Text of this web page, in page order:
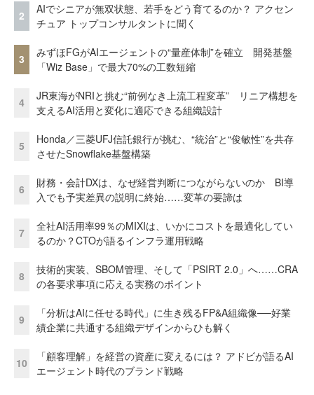
2
AIでシニアが無双状態、若手をどう育てるのか？ アクセン
チュア トップコンサルタントに聞く
3
みずほFGがAIエージェントの“量産体制”を確立 開発基盤
「Wiz Base」で最大70%の工数短縮
4
JR東海がNRIと挑む“前例なき上流工程変革” リニア構想を
支えるAI活用と変化に適応できる組織設計
5
Honda／三菱UFJ信託銀行が挑む、“統治”と“俊敏性”を共存
させたSnowflake基盤構築
6
財務・会計DXは、なぜ経営判断につながらないのか BI導
入でも予実差異の説明に終始……変革の要諦は
7
全社AI活用率99％のMIXIは、いかにコストを最適化してい
るのか？CTOが語るインフラ運用戦略
8
技術的実装、SBOM管理、そして「PSIRT 2.0」へ……CRA
の各要求事項に応える実務のポイント
9
「分析はAIに任せる時代」に生き残るFP&A組織像──好業
績企業に共通する組織デザインからひも解く
10
「顧客理解」を経営の資産に変えるには？ アドビが語るAI
エージェント時代のブランド戦略